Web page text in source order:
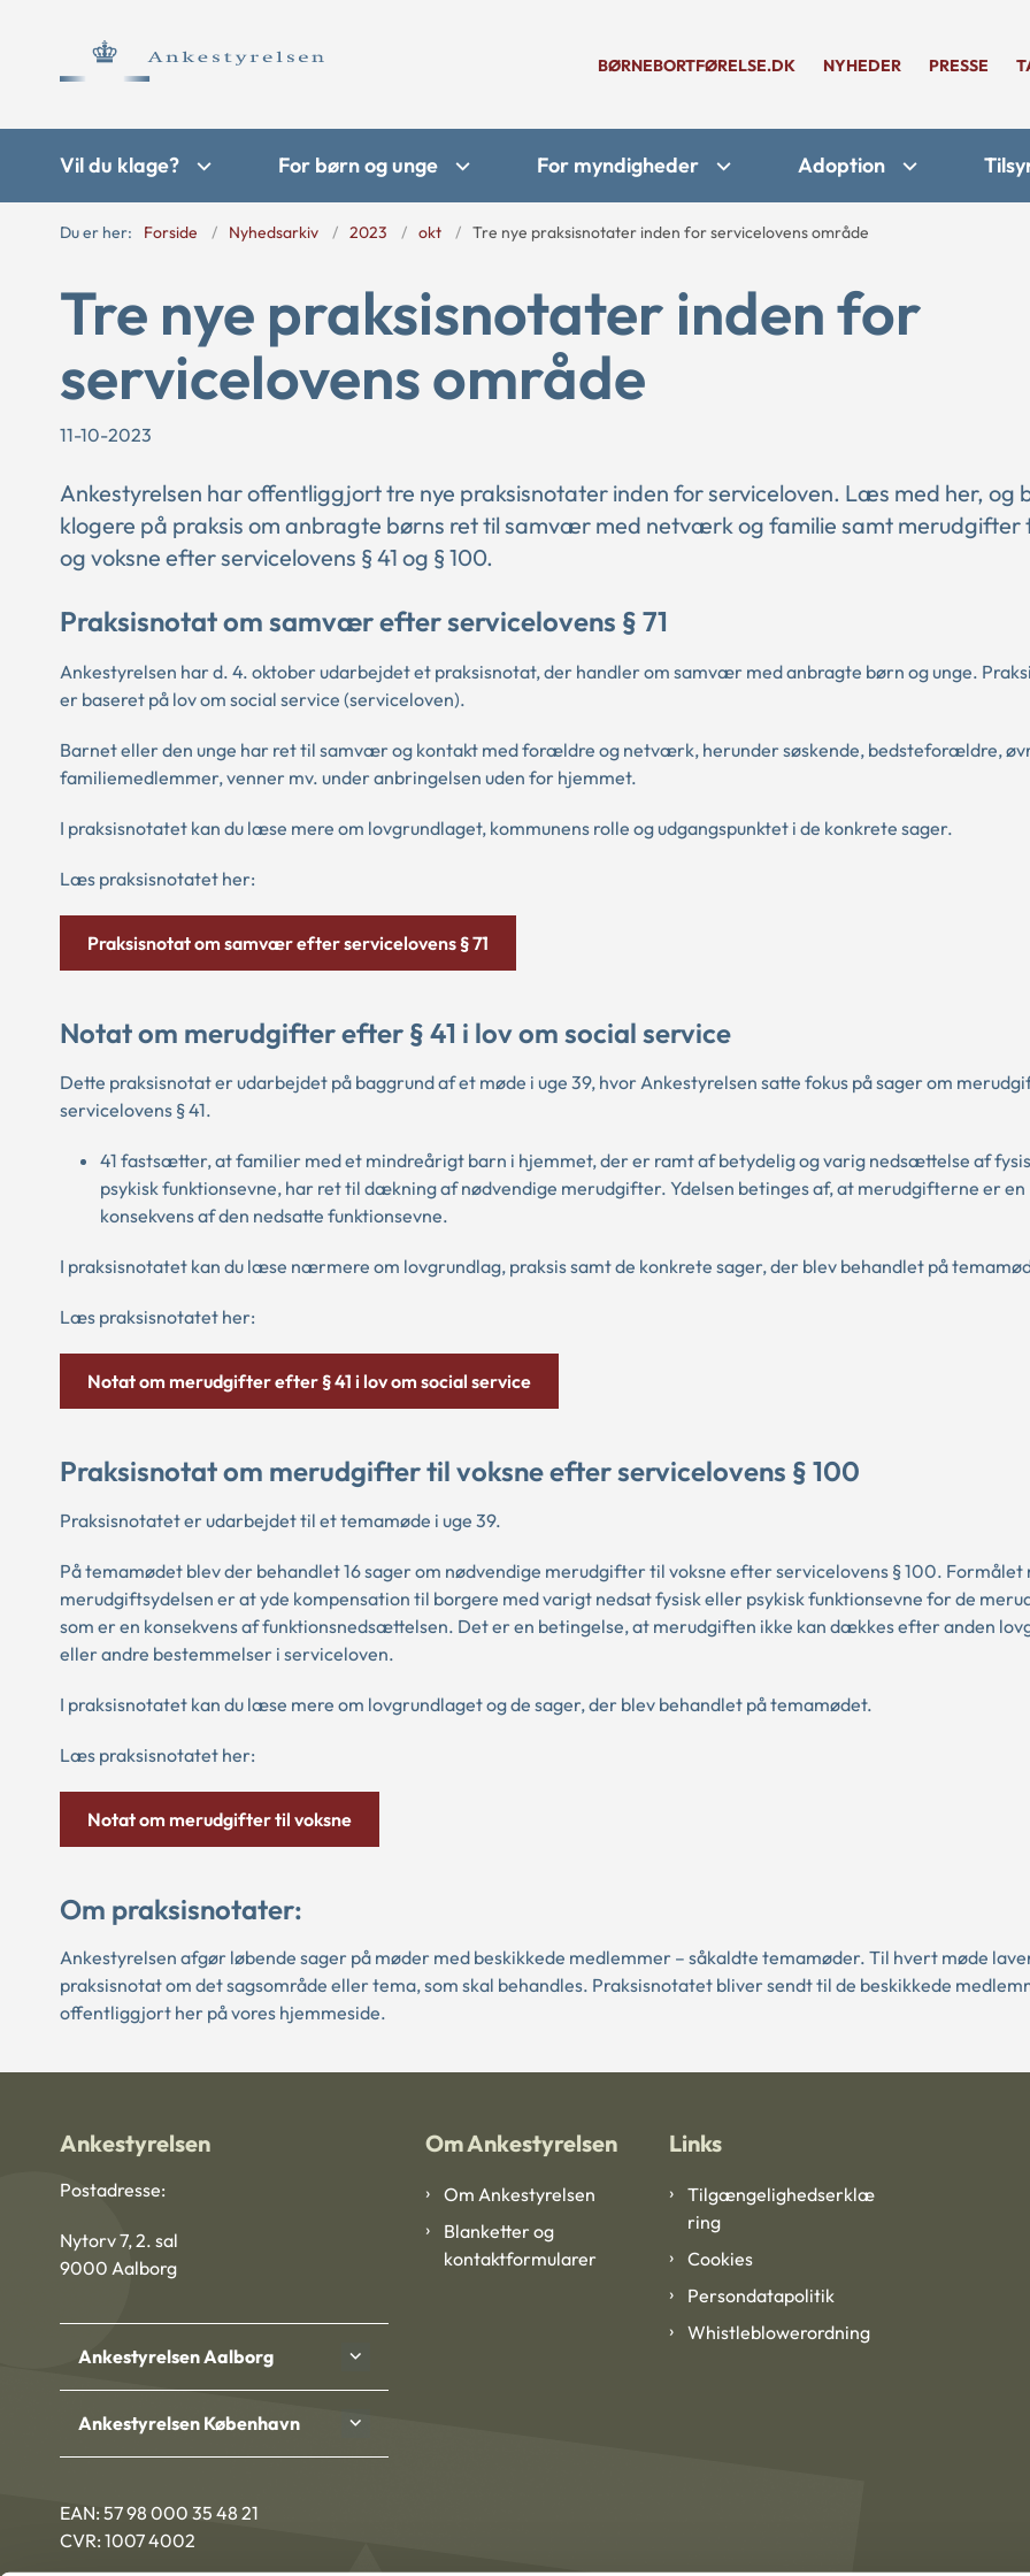
BØRNEBORTFØRELSE.DK NYHEDER PRESSE
Vil du klage? For børn og unge For myndigheder Adoption
Du er her: Forside Nyhedsarkiv 2023 okt Tre nye praksisnotater inden for servicelovens område
Tre nye praksisnotater inden for
servicelovens område
11-10-2023
Ankestyrelsen har offentliggjort tre nye praksisnotater inden for serviceloven. Læs med her, og
klogere på praksis om anbragte børns ret til samvær med netværk og familie samt merudgifter
og voksne efter servicelovens § 41 og § 100.
Praksisnotat om samvær efter servicelovens § 71
Ankestyrelsen har d. 4. oktober udarbejdet et praksisnotat, der handler om samvær med anbragte børn og unge.
er baseret på lov om social service (serviceloven).
Barnet eller den unge har ret til samvær og kontakt med forældre og netværk, herunder søskende, bedsteforældre,
familiemedlemmer, venner mv. under anbringelsen uden for hjemmet.
I praksisnotatet kan du læse mere om lovgrundlaget, kommunens rolle og udgangspunktet i de konkrete sager.
Læs praksisnotatet her:
Praksisnotat om samvær efter servicelovens § 71
Notat om merudgifter efter § 41 i lov om social service
Dette praksisnotat er udarbejdet på baggrund af et møde i uge 39, hvor Ankestyrelsen satte fokus på sager om
servicelovens § 41.
41 fastsætter, at familier med et mindreårigt barn i hjemmet, der er ramt af betydelig og varig nedsættelse af
psykisk funktionsevne, har ret til dækning af nødvendige merudgifter. Ydelsen betinges af, at merudgifterne er en
konsekvens af den nedsatte funktionsevne.
I praksisnotatet kan du læse nærmere om lovgrundlag, praksis samt de konkrete sager, der blev behandlet på
Læs praksisnotatet her:
Notat om merudgifter efter § 41 i lov om social service
Praksisnotat om merudgifter til voksne efter servicelovens § 100
Praksisnotatet er udarbejdet til et temamøde i uge 39.
På temamødet blev der behandlet 16 sager om nødvendige merudgifter til voksne efter servicelovens § 100. Formålet
merudgiftsydelsen er at yde kompensation til borgere med varigt nedsat fysisk eller psykisk funktionsevne for de
som er en konsekvens af funktionsnedsættelsen. Det er en betingelse, at merudgiften ikke kan dækkes efter anden
eller andre bestemmelser i serviceloven.
I praksisnotatet kan du læse mere om lovgrundlaget og de sager, der blev behandlet på temamødet.
Læs praksisnotatet her:
Notat om merudgifter til voksne
Om praksisnotater:
Ankestyrelsen afgør løbende sager på møder med beskikkede medlemmer – såkaldte temamøder. Til hvert møde
praksisnotat om det sagsområde eller tema, som skal behandles. Praksisnotatet bliver sendt til de beskikkede
offentliggjort her på vores hjemmeside.
Ankestyrelsen
Postadresse:
Nytorv 7, 2. sal
9000 Aalborg
Ankestyrelsen Aalborg
Ankestyrelsen København
EAN: 57 98 000 35 48 21
CVR: 1007 4002
Om Ankestyrelsen
Om Ankestyrelsen
Blanketter og
kontaktformularer
Links
Tilgængelighedserklæ
ring
Cookies
Persondatapolitik
Whistleblowerordning